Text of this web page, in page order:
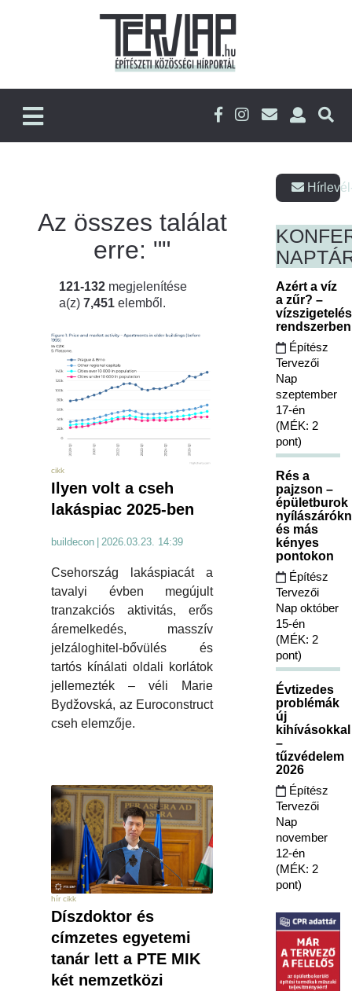
Az összes találat
erre: ""
121-132 megjelenítése
a(z) 7,451 elemből.
cikk
Ilyen volt a cseh
lakáspiac 2025-ben
buildecon 2026.03.23. 14:39
Csehország lakáspiacát a
tavalyi évben megújult
tranzakciós aktivitás, erős
áremelkedés, masszív
jelzáloghitel-bővülés és
tartós kínálati oldali korlátok
jellemezték – véli Marie
Bydžovská, az Euroconstruct
cseh elemzője.
hír cikk
Díszdoktor és
címzetes egyetemi
tanár lett a PTE MIK
két nemzetközi
Azért a víz
a zűr? –
Építész
Tervezői
Nap
szeptember
17-én
(MÉK: 2
pont)
Rés a
pajzson –
épületburok
és más
kényes
pontokon
Építész
Tervezői
Nap október
15-én
(MÉK: 2
pont)
Évtizedes
problémák
új
kihívásokkal
–
tűzvédelem
2026
Építész
Tervezői
Nap
november
12-én
(MÉK: 2
pont)